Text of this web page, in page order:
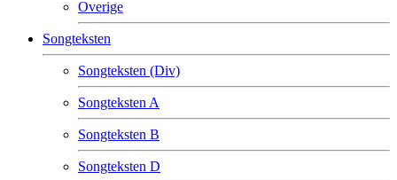
Overige
Songteksten
Songteksten (Div)
Songteksten A
Songteksten B
Songteksten D